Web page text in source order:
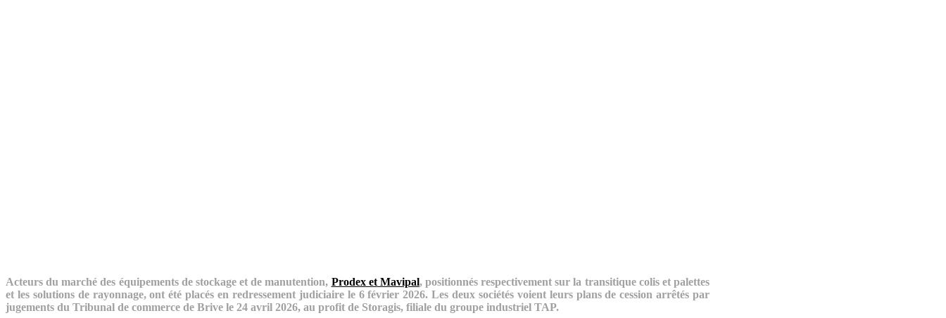
Acteurs du marché des équipements de stockage et de manutention, Prodex etMavipal, positionnés respectivement sur la transitique colis et palettes
et les solutions de rayonnage, ont été placés en redressement judiciaire le 6 février 2026. Les deux sociétés voient leurs plans de cession arrêtés par
jugements du Tribunal de commerce de Brive le 24 avril 2026, au profit de Storagis, filiale du groupe industriel TAP.